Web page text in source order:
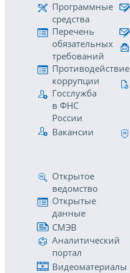
Программные
средства
Перечень
обязательных
требований
Противодействие
коррупции
Госслужба
в ФНС
России
Вакансии
Открытое
ведомство
Открытые
данные
СМЭВ
Аналитический
портал
Видеоматериалы